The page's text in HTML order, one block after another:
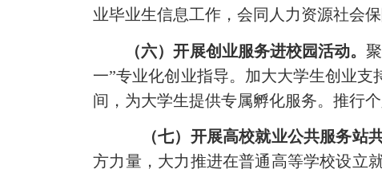
业毕业生信息工作，会同人力资源社会
（六）开展创业服务进校园活动。
一”专业化创业指导。加大大学生创业
间，为大学生提供专属孵化服务。推行
（七）开展高校就业公共服务站共
方力量，大力推进在普通高等学校设立